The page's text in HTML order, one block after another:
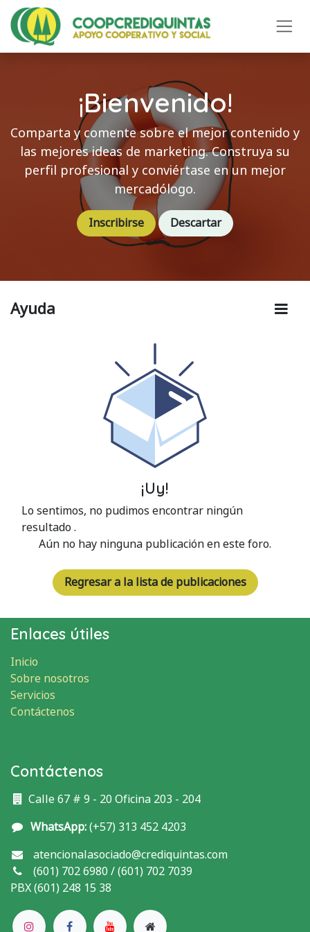
Ir al contenido
¡Bienvenido!
Comparta y comente sobre el mejor contenido y
las mejores ideas de marketing. Construya su
perfil profesional y conviértase en un mejor
mercadólogo.
Inscribirse Descartar
Ayuda
¡Uy!
Lo sentimos, no pudimos encontrar ningún
resultado .
Aún no hay ninguna publicación en este foro.
Regresar a la lista de publicaciones
Enlaces útiles
Inicio
Sobre nosotros
Servicios
Contáctenos
Contáctenos
Calle 67 # 9 - 20 Oficina 203 - 204
WhatsApp:(+57) 313 452 4203
atencionalasociado@crediquintas.com
(601) 702 6980 / (601) 702 7039
PBX (601) 248 15 38